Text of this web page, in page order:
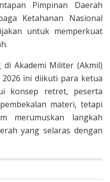
Pimpinan Daerah
Ketahanan Nasional
untuk memperkuat
Akademi Militer (Akmil)
ini diikuti para ketua
konsep retret, peserta
materi, tetapi
merumuskan langkah
yang selaras dengan